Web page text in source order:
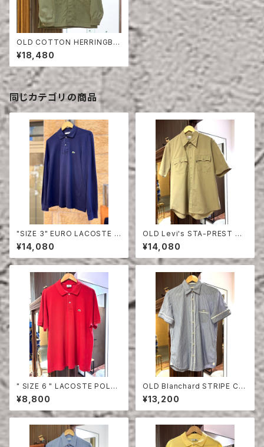
OLD COTTON HERRINGBO
NE JACKET
¥18,480
同じカテゴリの商品
"SIZE 3" EURO LACOSTE P
OLO SHIRT LONG SLEEVE
¥14,080
OLD Levi's STA-PREST HA
LF SLEEVE SHIRT
¥14,080
" SIZE 6 " LACOSTE POLO
SHIRT RED
¥8,800
OLD Blanchard STRIPE CO
TTON HALF SLEEVE SHIRT
¥13,200